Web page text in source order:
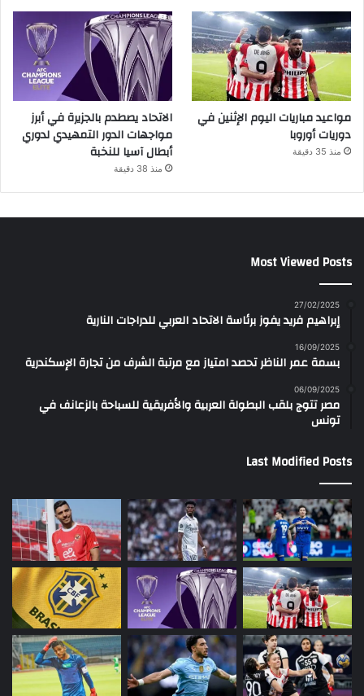
مواعيد مباريات اليوم الإثنين في
دوريات أوروبا
منذ 35 دقيقة
الاتحاد يصطدم بالجزيرة في أبرز
مواجهات الدور التمهيدي لدوري
أبطال آسيا للنخبة
منذ 38 دقيقة
Most Viewed Posts
27/02/2025
إبراهيم فريد يفوز برئاسة الاتحاد العربي للدراجات النارية
16/09/2025
بسمة عمر الناظر تحصد امتياز مع مرتبة الشرف من تجارة الإسكندرية
06/09/2025
مصر تتوج بلقب البطولة العربية والأفريقية للسباحة بالزعانف في
تونس
Last Modified Posts